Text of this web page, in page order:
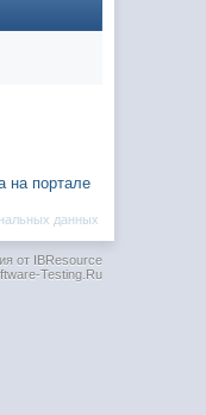
на портале
данных
от IBResource
Testing.Ru